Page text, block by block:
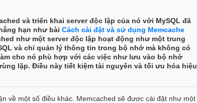
và triển khai server độc lập của nó với MySQL đã
hạn như bàiCách cài đặt và sử dụng Memcache
như một server độc lập hoạt động như một trung
và chỉ quản lý thông tin trong bộ nhớ mà không có
cho nó phù hợp với các việc như lưu vào bộ nhớ
lặp. Điều này tiết kiệm tài nguyên và tối ưu hóa hiệu
về một số điều khác. Memcached sẽ được cài đặt như một